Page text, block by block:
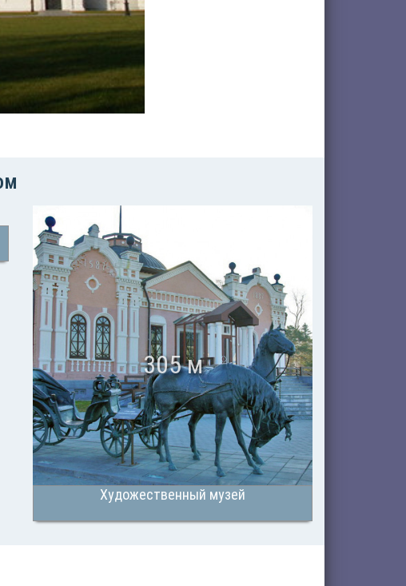
Художественный музей
305 м